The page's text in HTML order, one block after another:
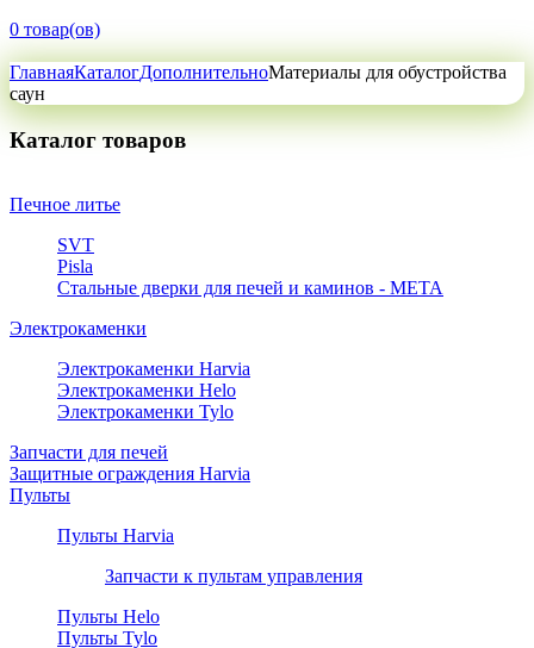
0 товар(ов)
ГлавнаяКаталогДополнительноМатериалы для обустройства
саун
Каталог товаров
Печное литье
SVT
Pisla
Стальные дверки для печей и каминов - META
Электрокаменки
Электрокаменки Harvia
Электрокаменки Helo
Электрокаменки Tylo
Запчасти для печей
Защитные ограждения Harvia
Пульты
Пульты Harvia
Запчасти к пультам управления
Пульты Helo
Пульты Tylo